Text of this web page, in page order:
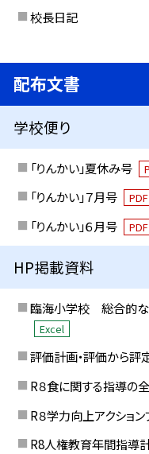
校長日記
配布文書
学校便り
「りんかい」夏休み号
「りんかい」７月号
PDF
「りんかい」６月号
PDF
HP掲載資料
臨海小学校 総合的
Excel
評価計画・評価から評
R８食に関する指導の
R８学力向上アクション
R8人権教育年間指導